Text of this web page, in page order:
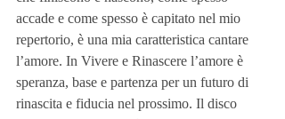
accade e come spesso è capitato nel mio
repertorio, è una mia caratteristica cantare
l’amore. In Vivere e Rinascere l’amore è
speranza, base e partenza per un futuro di
rinascita e fiducia nel prossimo. Il disco